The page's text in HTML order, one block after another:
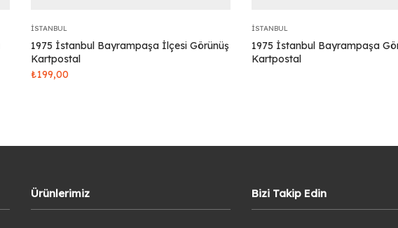
İSTANBUL
1975 İstanbul Bayrampaşa İlçesi Görünüş
Kartpostal
₺199,00
İSTANBUL
1975 İstanbul Bayrampaşa
Kartpostal
Ürünlerimiz Bizi Takip Edin